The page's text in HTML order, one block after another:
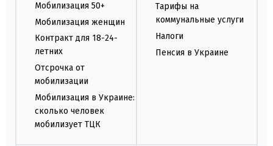
Мобилизация 50+
Мобилизация женщин
Контракт для 18-24-
летних
Отсрочка от
мобилизации
Мобилизация в Украине:
сколько человек
мобилизует ТЦК
Тарифы на
коммунальные услуги
Налоги
Пенсия в Украине